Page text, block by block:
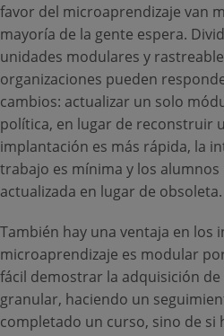
favor del microaprendizaje van
mayoría de la gente espera.
unidades modulares y
organizaciones pueden
cambios: actualizar un solo
política, en lugar de reconstruir
implantación es más rápida, la
trabajo es mínima y los
actualizada en lugar de obsoleta.
También hay una ventaja en los
microaprendizaje es modular
fácil demostrar la adquisición
granular, haciendo un
completado un curso, sino de